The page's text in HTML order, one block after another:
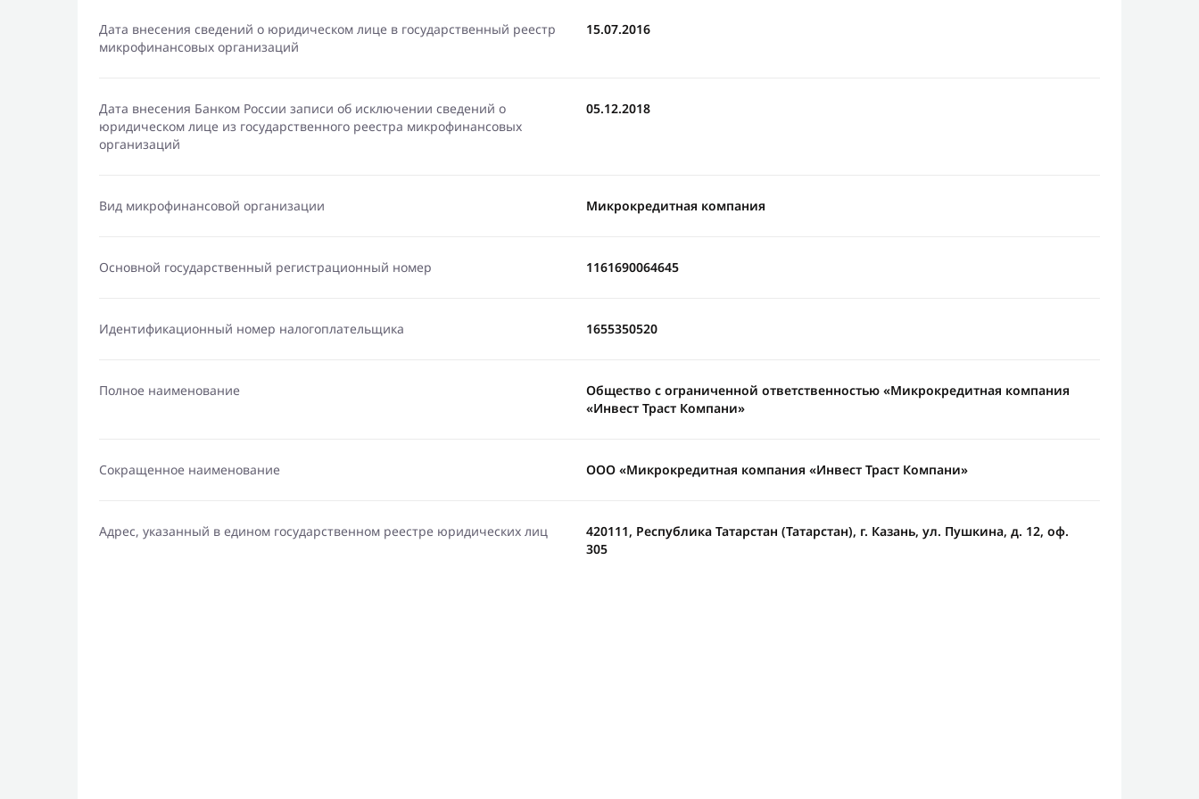
Дата внесения сведений о юридическом лице в государственный реестр
микрофинансовых организаций
15.07.2016
Дата внесения Банком России записи об исключении сведений о
юридическом лице из государственного реестра микрофинансовых
организаций
05.12.2018
Вид микрофинансовой организации Микрокредитная компания
Основной государственный регистрационный номер 1161690064645
Идентификационный номер налогоплательщика 1655350520
Полное наименование
Общество с ограниченной ответственностью «Микрокредитная компания
«Инвест Траст Компани»
Сокращенное наименование ООО «Микрокредитная компания «Инвест Траст Компани»
Адрес, указанный в едином государственном реестре юридических лиц
420111, Республика Татарстан (Татарстан), г. Казань, ул. Пушкина, д. 12, оф.
305